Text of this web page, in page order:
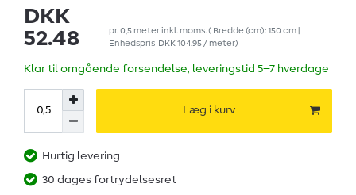
DKK
52.48
pr. 0,5 meterinkl. moms. ( Bredde (cm): 150 cm |
Enhedspris DKK 104.95 / meter)
Klar til omgående forsendelse, leveringstid 5–7 hverdage
Læg i kurv
Hurtig levering
30 dages fortrydelsesret